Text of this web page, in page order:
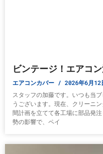
ビンテージ！エアコ
エアコンカバー 2026年6月12
スタッフの加藤です。いつも当
うございます。現在、クリーニ
間計画を立てて各工場に部品発
勢の影響で、ペイ